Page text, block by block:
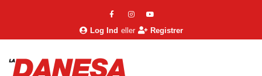
Log Ind eller Registrer